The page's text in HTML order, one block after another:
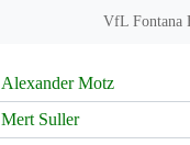
VfL Fontana
Alexander Motz
Mert Suller